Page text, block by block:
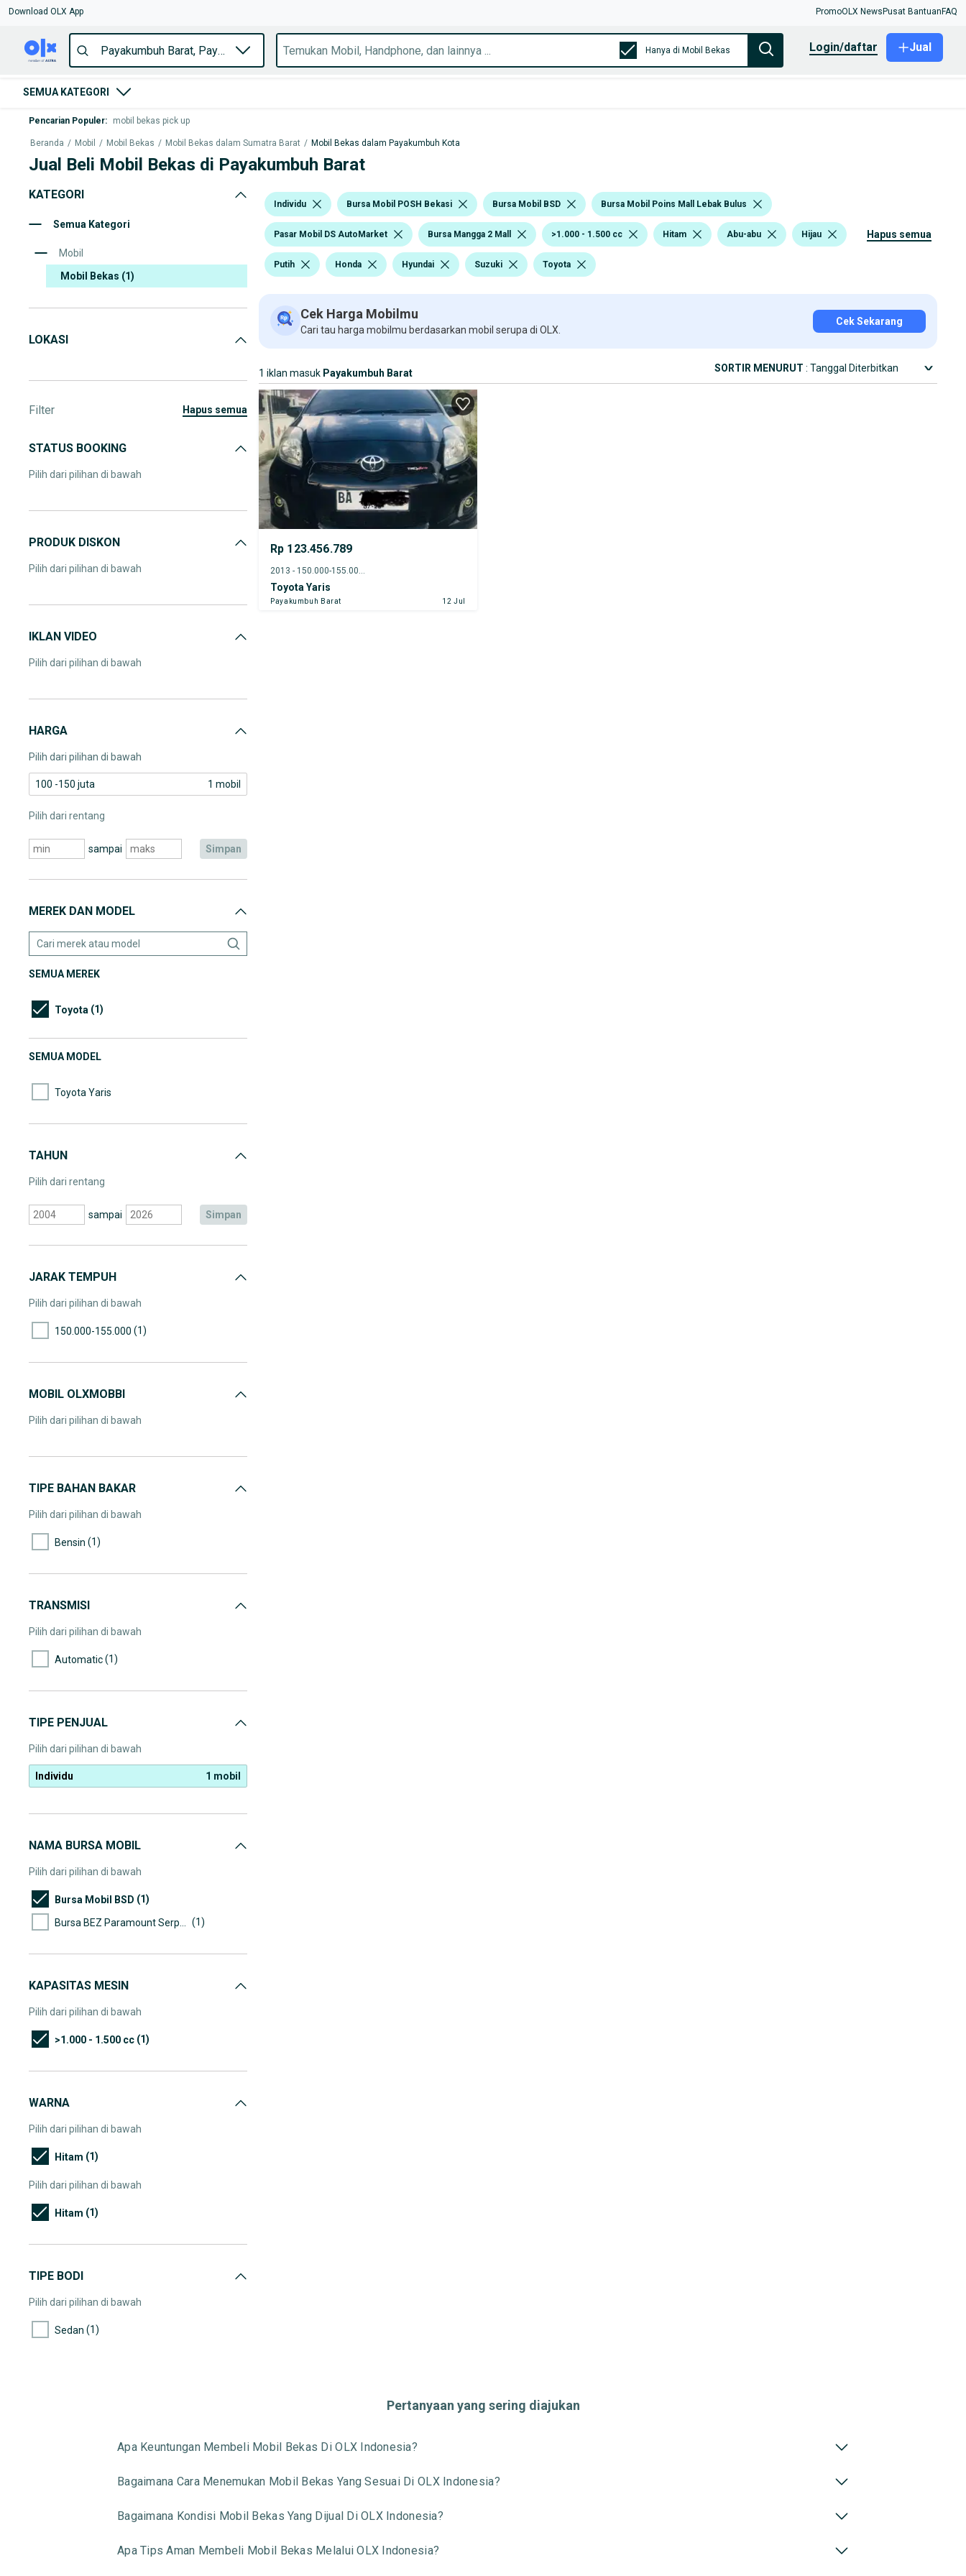
Download OLX App PromoOLX News Pusat Bantuan FAQ
Hanya di Mobil Bekas login/daftar Jual
SEMUA KATEGORI
Pencarian Populer: mobil bekas pick up
Beranda / Mobil / Mobil Bekas / Mobil Bekas dalam Sumatra Barat / Mobil Bekas dalam Payakumbuh Kota
Jual Beli Mobil Bekas di Payakumbuh Barat
KATEGORI
Semua Kategori
Mobil
Mobil Bekas (1)
LOKASI
Filter hapus semua
STATUS BOOKING
Pilih dari pilihan di bawah
PRODUK DISKON
Pilih dari pilihan di bawah
IKLAN VIDEO
Pilih dari pilihan di bawah
HARGA
Pilih dari pilihan di bawah
100 -150 juta 1 mobil
Pilih dari rentang
sampai simpan
MEREK DAN MODEL
SEMUA MEREK
Toyota (1)
SEMUA MODEL
Toyota Yaris
TAHUN
Pilih dari rentang
sampai simpan
JARAK TEMPUH
Pilih dari pilihan di bawah
150.000-155.000 (1)
MOBIL OLXMOBBI
Pilih dari pilihan di bawah
TIPE BAHAN BAKAR
Pilih dari pilihan di bawah
Bensin (1)
TRANSMISI
Pilih dari pilihan di bawah
Automatic(1)
TIPE PENJUAL
Pilih dari pilihan di bawah
Individu 1 mobil
NAMA BURSA MOBIL
Pilih dari pilihan di bawah
Bursa Mobil BSD (1)
(1)
KAPASITAS MESIN
Pilih dari pilihan di bawah
>1.000 - 1.500 cc (1)
WARNA
Pilih dari pilihan di bawah
Hitam (1)
Pilih dari pilihan di bawah
Hitam (1)
TIPE BODI
Pilih dari pilihan di bawah
Sedan (1)
Individu Bursa Mobil POSH Bekasi Bursa Mobil BSD Bursa Mobil Poins Mall Lebak Bulus
Pasar Mobil DS AutoMarket Bursa Mangga 2 Mall >1.000 - 1.500 cc Hitam Abu-abu Hijau
Putih Honda Hyundai Suzuki Toyota
hapus semua
Cek Harga Mobilmu
Cari tau harga mobilmu berdasarkan mobil serupa di OLX.
Cek Sekarang
1 iklan masuk Payakumbuh Barat SORTIR MENURUT : Tanggal Diterbitkan
Rp 123.456.789
Toyota Yaris
Payakumbuh Barat 12 Jul
Pertanyaan yang sering diajukan
Apa Keuntungan Membeli Mobil Bekas Di OLX Indonesia?
Bagaimana Cara Menemukan Mobil Bekas Yang Sesuai Di OLX Indonesia?
Bagaimana Kondisi Mobil Bekas Yang Dijual Di OLX Indonesia?
Apa Tips Aman Membeli Mobil Bekas Melalui OLX Indonesia?